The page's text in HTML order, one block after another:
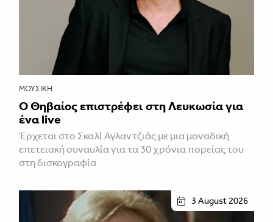
ΜΟΥΣΙΚΉ
Ο Θηβαίος επιστρέφει στη Λευκωσία για
ένα live
Έρχεται στο Σκαλί Αγλαντζιάς με μια μοναδική
επετειακή συναυλία για τα 30 χρόνια πορείας του
στη δισκογραφία
3 August 2026